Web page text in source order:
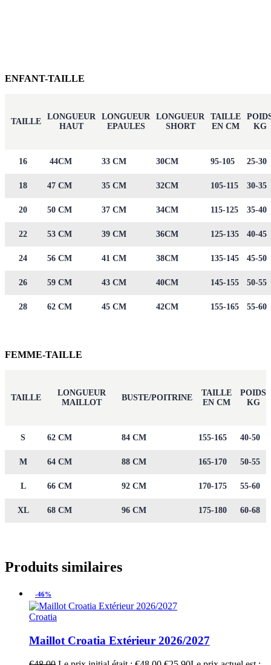
ENFANT-TAILLE
TAILLE
LONGUEUR
HAUT
LONGUEUR
EPAULES
LONGUEUR
SHORT
TAILLE
EN CM
KG
16 44CM 33 CM 30CM 95-105 25-30
18 47 CM 35 CM 32CM 105-115 30-35
20 50 CM 37 CM 34CM 115-125 35-40
22 53 CM 39 CM 36CM 125-135 40-45
24 56 CM 41 CM 38CM 135-145 45-50
26 59 CM 43 CM 40CM 145-155 50-55
28 62 CM 45 CM 42CM 155-165 55-60
FEMME-TAILLE
TAILLE
LONGUEUR
MAILLOT
BUSTE/POITRINE
TAILLE
EN CM
POIDS
KG
S 62 CM 84 CM 155-165 40-50
M 64 CM 88 CM 165-170 50-55
L 66 CM 92 CM 170-175 55-60
XL 68 CM 96 CM 175-180 60-68
Produits similaires
-46%
Croatia
Maillot Croatia Extérieur 2026/2027